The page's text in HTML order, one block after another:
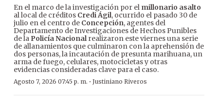
En el marco de la investigación por el millonario asalto
al local de créditos Credi Ágil, ocurrido el pasado 30 de
julio en el centro de Concepción, agentes del
Departamento de Investigaciones de Hechos Punibles
de la Policía Nacionalrealizaron este viernes una serie
de allanamientos que culminaron con la aprehensión de
dos personas, la incautación de presunta marihuana, un
arma de fuego, celulares, motocicletas y otras
evidencias consideradas clave para el caso.
Agosto 7, 2026 07:45 p. m. · Justiniano Riveros